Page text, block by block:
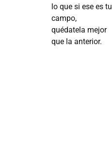
lo que si ese es tu
campo,
quédatela mejor
que la anterior.